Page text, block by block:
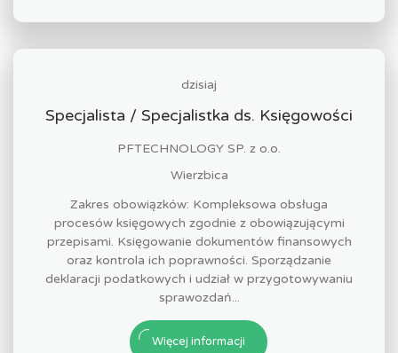
dzisiaj
Specjalista / Specjalistka ds. Księgowości
PFTECHNOLOGY SP. z o.o.
Wierzbica
Zakres obowiązków: Kompleksowa obsługa
procesów księgowych zgodnie z obowiązującymi
przepisami. Księgowanie dokumentów finansowych
oraz kontrola ich poprawności. Sporządzanie
deklaracji podatkowych i udział w przygotowywaniu
sprawozdań...
Więcej informacji